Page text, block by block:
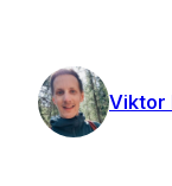
content
Viktor